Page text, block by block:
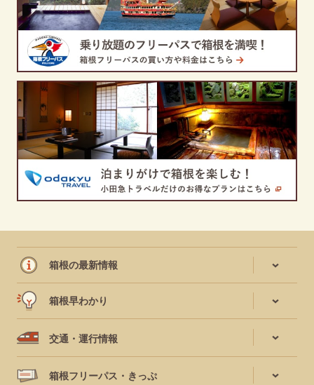
箱根の最新情報
箱根早わかり
交通・運行情報
箱根フリーパス・きっぷ